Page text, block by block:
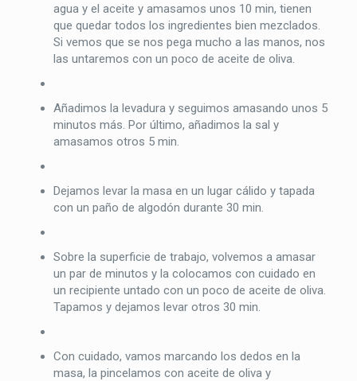
agua y el aceite y amasamos unos 10 min, tienen
que quedar todos los ingredientes bien mezclados.
Si vemos que se nos pega mucho a las manos, nos
las untaremos con un poco de aceite de oliva.
Añadimos la levadura y seguimos amasando unos 5
minutos más. Por último, añadimos la sal y
amasamos otros 5 min.
Dejamos levar la masa en un lugar cálido y tapada
con un paño de algodón durante 30 min.
Sobre la superficie de trabajo, volvemos a amasar
un par de minutos y la colocamos con cuidado en
un recipiente untado con un poco de aceite de oliva.
Tapamos y dejamos levar otros 30 min.
Con cuidado, vamos marcando los dedos en la
masa, la pincelamos con aceite de oliva y